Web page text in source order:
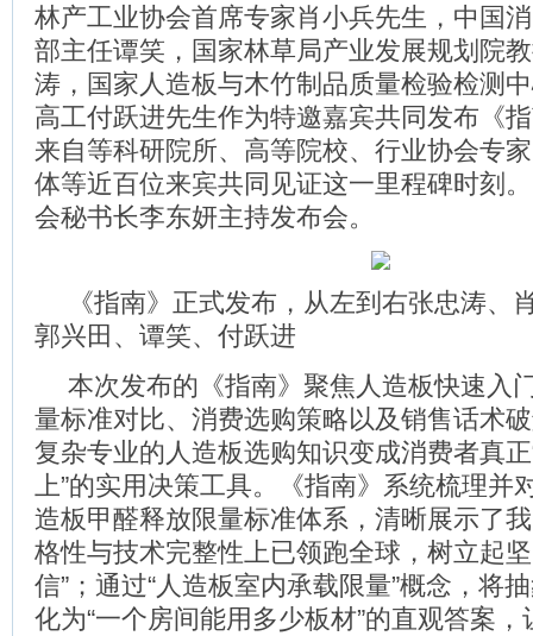
林产工业协会首席专家肖小兵先生，中国
部主任谭笑，国家林草局产业发展规划院
涛，国家人造板与木竹制品质量检验检测
高工付跃进先生作为特邀嘉宾共同发布《
来自等科研院所、高等院校、行业协会专
体等近百位来宾共同见证这一里程碑时刻
会秘书长李东妍主持发布会。
《指南》正式发布，从左到右张忠涛、
郭兴田、谭笑、付跃进
本次发布的《指南》聚焦人造板快速入
量标准对比、消费选购策略以及销售话术
复杂专业的人造板选购知识变成消费者真
上”的实用决策工具。《指南》系统梳理并
造板甲醛释放限量标准体系，清晰展示了
格性与技术完整性上已领跑全球，树立起
信”；通过“人造板室内承载限量”概念，将
化为“一个房间能用多少板材”的直观答案